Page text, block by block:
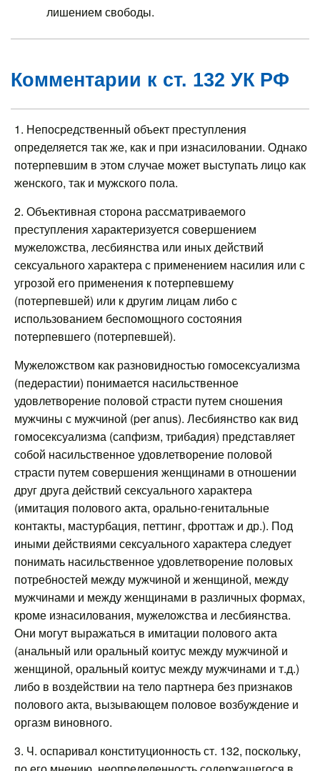
лишением свободы.
Комментарии к ст. 132 УК РФ
1. Непосредственный объект преступления
определяется так же, как и при изнасиловании. Однако
потерпевшим в этом случае может выступать лицо как
женского, так и мужского пола.
2. Объективная сторона рассматриваемого
преступления характеризуется совершением
мужеложства, лесбиянства или иных действий
сексуального характера с применением насилия или с
угрозой его применения к потерпевшему
(потерпевшей) или к другим лицам либо с
использованием беспомощного состояния
потерпевшего (потерпевшей).
Мужеложством как разновидностью гомосексуализма
(педерастии) понимается насильственное
удовлетворение половой страсти путем сношения
мужчины с мужчиной (per anus). Лесбиянство как вид
гомосексуализма (сапфизм, трибадия) представляет
собой насильственное удовлетворение половой
страсти путем совершения женщинами в отношении
друг друга действий сексуального характера
(имитация полового акта, орально-генитальные
контакты, мастурбация, петтинг, фроттаж и др.). Под
иными действиями сексуального характера следует
понимать насильственное удовлетворение половых
потребностей между мужчиной и женщиной, между
мужчинами и между женщинами в различных формах,
кроме изнасилования, мужеложства и лесбиянства.
Они могут выражаться в имитации полового акта
(анальный или оральный коитус между мужчиной и
женщиной, оральный коитус между мужчинами и т.д.)
либо в воздействии на тело партнера без признаков
полового акта, вызывающем половое возбуждение и
оргазм виновного.
3. Ч. оспаривал конституционность ст. 132, поскольку,